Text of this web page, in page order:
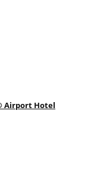
Airport Hotel